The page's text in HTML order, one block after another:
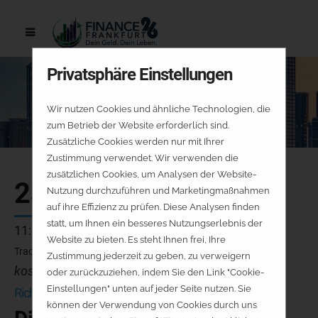
25.09.
11:00 - 11:25 Uhr
Tradingbühne
kostenfrei - keine Platzreservierung
Richard Dittrich
Privatsphäre Einstellungen
Wir nutzen Cookies und ähnliche Technologien, die
zum Betrieb der Website erforderlich sind.
Zusätzliche Cookies werden nur mit Ihrer
Zustimmung verwendet. Wir verwenden die
zusätzlichen Cookies, um Analysen der Website-
Nutzung durchzuführen und Marketingmaßnahmen
auf ihre Effizienz zu prüfen. Diese Analysen finden
statt, um Ihnen ein besseres Nutzungserlebnis der
Website zu bieten. Es steht Ihnen frei, Ihre
Zustimmung jederzeit zu geben, zu verweigern
oder zurückzuziehen, indem Sie den Link "Cookie-
Einstellungen" unten auf jeder Seite nutzen. Sie
können der Verwendung von Cookies durch uns